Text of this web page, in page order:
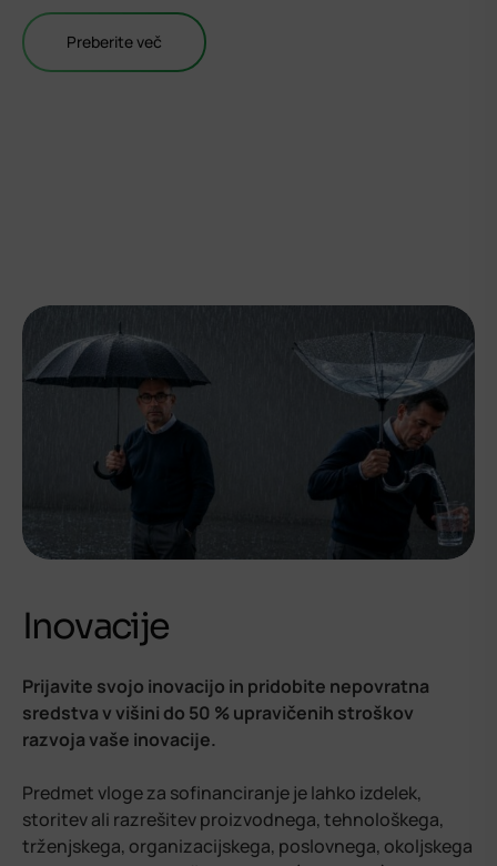
Preberite več
Inovacije
Prijavite svojo inovacijo in pridobite nepovratna
sredstva v višini do 50 % upravičenih stroškov
razvoja vaše inovacije.
Predmet vloge za sofinanciranje je lahko izdelek,
storitev ali razrešitev proizvodnega, tehnološkega,
trženjskega, organizacijskega, poslovnega, okoljskega